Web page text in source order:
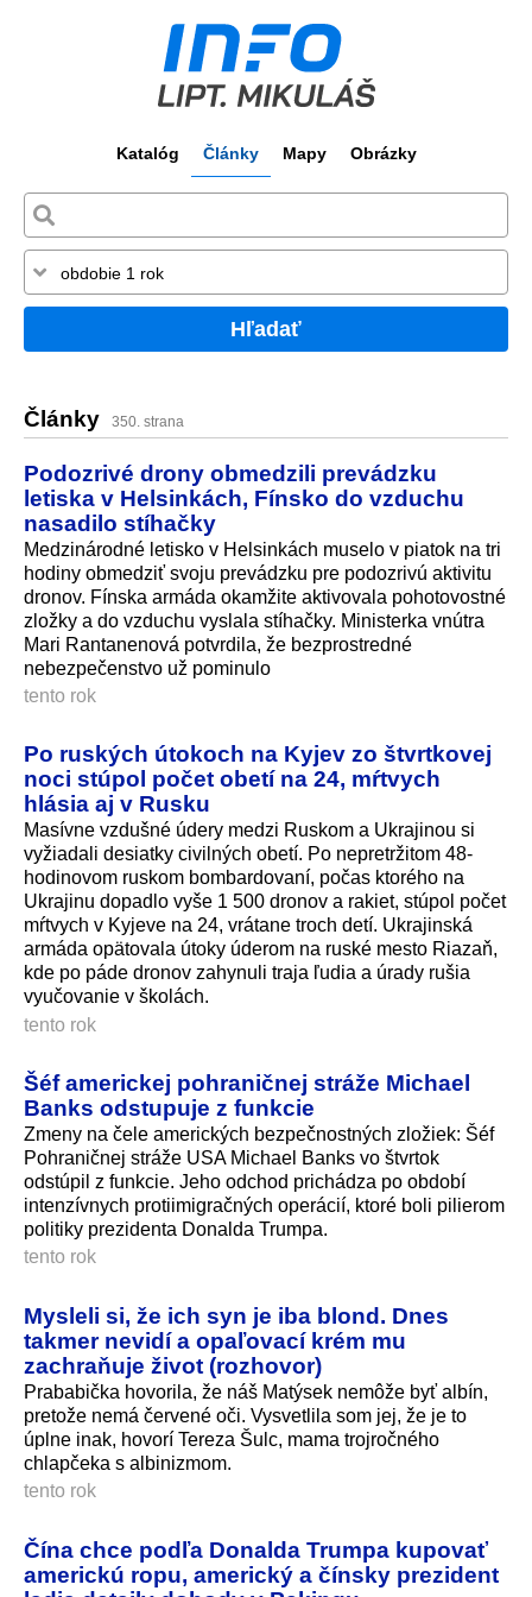
Katalóg Články Mapy Obrázky
Hľadať
Články 350. strana
Podozrivé drony obmedzili prevádzku
letiska v Helsinkách, Fínsko do vzduchu
nasadilo stíhačky
Medzinárodné letisko v Helsinkách muselo v piatok na tri
hodiny obmedziť svoju prevádzku pre podozrivú aktivitu
dronov. Fínska armáda okamžite aktivovala pohotovostné
zložky a do vzduchu vyslala stíhačky. Ministerka vnútra
Mari Rantanenová potvrdila, že bezprostredné
nebezpečenstvo už pominulo
tento rok
Po ruských útokoch na Kyjev zo štvrtkovej
noci stúpol počet obetí na 24, mŕtvych
hlásia aj v Rusku
Masívne vzdušné údery medzi Ruskom a Ukrajinou si
vyžiadali desiatky civilných obetí. Po nepretržitom 48-
hodinovom ruskom bombardovaní, počas ktorého na
Ukrajinu dopadlo vyše 1 500 dronov a rakiet, stúpol počet
mŕtvych v Kyjeve na 24, vrátane troch detí. Ukrajinská
armáda opätovala útoky úderom na ruské mesto Riazaň,
kde po páde dronov zahynuli traja ľudia a úrady rušia
vyučovanie v školách.
tento rok
Šéf americkej pohraničnej stráže Michael
Banks odstupuje z funkcie
Zmeny na čele amerických bezpečnostných zložiek: Šéf
Pohraničnej stráže USA Michael Banks vo štvrtok
odstúpil z funkcie. Jeho odchod prichádza po období
intenzívnych protiimigračných operácií, ktoré boli pilierom
politiky prezidenta Donalda Trumpa.
tento rok
Mysleli si, že ich syn je iba blond. Dnes
takmer nevidí a opaľovací krém mu
zachraňuje život (rozhovor)
Prababička hovorila, že náš Matýsek nemôže byť albín,
pretože nemá červené oči. Vysvetlila som jej, že je to
úplne inak, hovorí Tereza Šulc, mama trojročného
chlapčeka s albinizmom.
tento rok
Čína chce podľa Donalda Trumpa kupovať
americkú ropu, americký a čínsky prezident